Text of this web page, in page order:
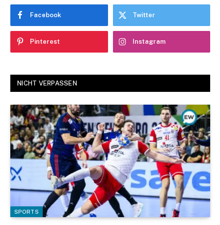
Facebook Twitter
Pinterest Instagram
NICHT VERPASSEN
SPORTS